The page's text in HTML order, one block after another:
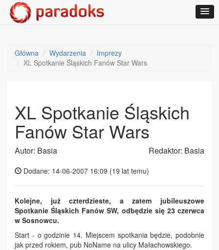
Główna Wydarzenia
Imprezy
XL Spotkanie Śląskich Fanów Star Wars
XL Spotkanie Śląskich
Fanów Star Wars
Autor: Basia Redaktor: Basia
Dodane: 14-06-2007 16:09 (19 lat temu)
Kolejne, już czterdzieste, a zatem jubileuszowe
Spotkanie Śląskich Fanów SW, odbędzie się 23 czerwca
w Sosnowcu.
Start - o godzinie 14. Miejscem spotkania będzie, podobnie
jak przed rokiem, pub NoName na ulicy Małachowskiego.